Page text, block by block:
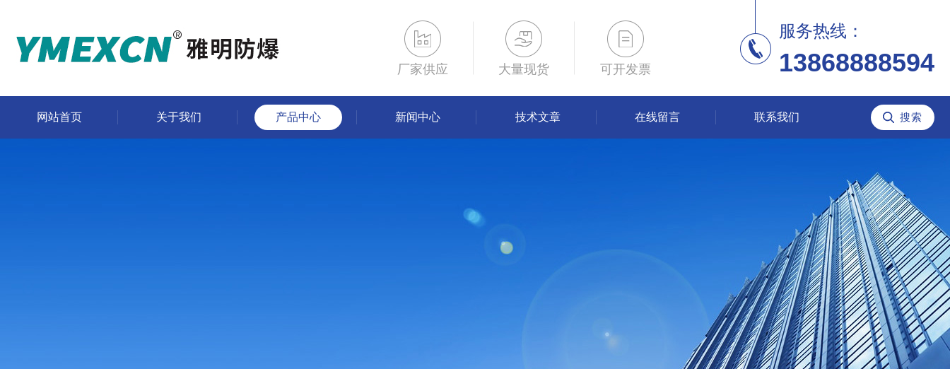
厂家供应 大量现货 可开发票
服务热线：
13868888594
网站首页 关于我们 产品中心 新闻中心 技术文章 在线留言 联系我们